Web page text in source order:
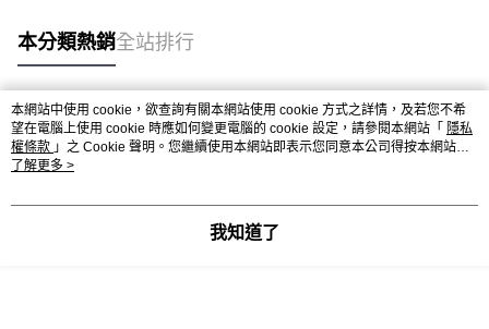
本分類熱銷全站排行
熱門標籤
本網站中使用 cookie，欲查詢有關本網站使用 cookie 方式之詳情，及若您不希
望在電腦上使用 cookie 時應如何變更電腦的 cookie 設定，請參閱本網站「 隱私
權條款 」之 Cookie 聲明。您繼續使用本網站即表示您同意本公司得按本網站使
用條款之 Cookie 聲明使用 cookie。
了解更多 >
我知道了